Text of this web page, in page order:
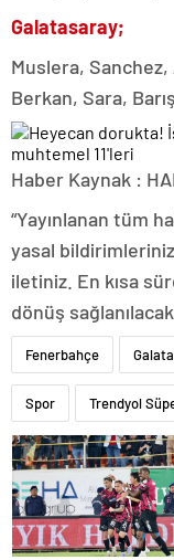
Galatasaray;
Muslera,
Berkan, Sara,
Haber Kaynak :
“Yayınlanan tüm
yasal
iletiniz. En kısa
dönüş
Fenerbahçe
Spor Trendyol